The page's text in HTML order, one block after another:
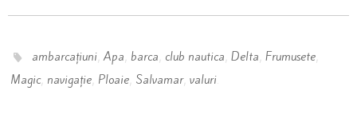
ambarcațiuni ,Apa barca club nautica ,Delta ,Frumusete
Magic, navigație Ploaie Salvamar, valuri.